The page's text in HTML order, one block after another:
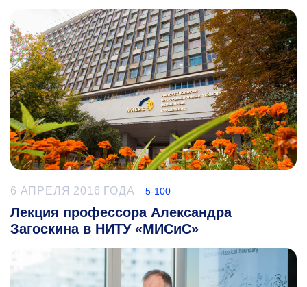
6 АПРЕЛЯ 2016 ГОДА 5-100
Лекция профессора Александра
Загоскина в НИТУ «МИСиС»